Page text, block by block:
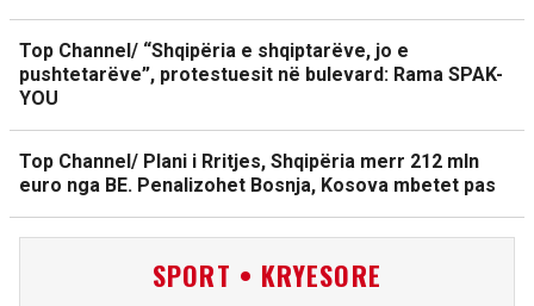
Top Channel/ “Shqipëria e shqiptarëve, jo e
pushtetarëve”, protestuesit në bulevard: Rama SPAK-
YOU
Top Channel/ Plani i Rritjes, Shqipëria merr 212 mln
euro nga BE. Penalizohet Bosnja, Kosova mbetet pas
SPORT • KRYESORE